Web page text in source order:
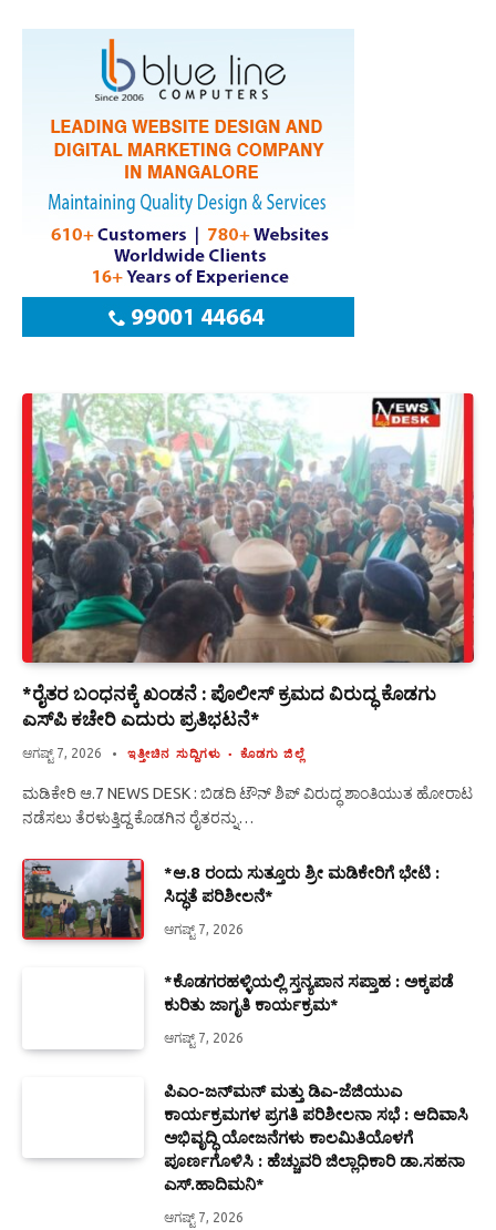
*ರೈತರ ಬಂಧನಕ್ಕೆ ಖಂಡನೆ : ಪೊಲೀಸ್ ಕ್ರಮದ ವಿರುದ್ಧ ಕೊಡಗು
ಎಸ್‍ಪಿ ಕಚೇರಿ ಎದುರು ಪ್ರತಿಭಟನೆ*
ಆಗಷ್ಟ್ 7, 2026 ಇತ್ತೀಚಿನ ಸುದ್ದಿಗಳು ಕೊಡಗು ಜಿಲ್ಲೆ
ಮಡಿಕೇರಿ ಆ.7 NEWS DESK : ಬಿಡದಿ ಟೌನ್ ಶಿಪ್ ವಿರುದ್ಧ ಶಾಂತಿಯುತ ಹೋರಾಟ
ನಡೆಸಲು ತೆರಳುತ್ತಿದ್ದ ಕೊಡಗಿನ ರೈತರನ್ನು…
*ಆ.8 ರಂದು ಸುತ್ತೂರು ಶ್ರೀ ಮಡಿಕೇರಿಗೆ ಭೇಟಿ :
ಸಿದ್ಧತೆ ಪರಿಶೀಲನೆ*
ಆಗಷ್ಟ್ 7, 2026
*ಕೊಡಗರಹಳ್ಳಿಯಲ್ಲಿ ಸ್ತನ್ಯಪಾನ ಸಪ್ತಾಹ : ಅಕ್ಕಪಡೆ
ಕುರಿತು ಜಾಗೃತಿ ಕಾರ್ಯಕ್ರಮ*
ಆಗಷ್ಟ್ 7, 2026
ಪಿಎಂ-ಜನ್‍ಮನ್ ಮತ್ತು ಡಿಎ-ಜೆಜಿಯುಎ
ಕಾರ್ಯಕ್ರಮಗಳ ಪ್ರಗತಿ ಪರಿಶೀಲನಾ ಸಭೆ : ಆದಿವಾಸಿ
ಅಭಿವೃದ್ಧಿ ಯೋಜನೆಗಳು ಕಾಲಮಿತಿಯೊಳಗೆ
ಪೂರ್ಣಗೊಳಿಸಿ : ಹೆಚ್ಚುವರಿ ಜಿಲ್ಲಾಧಿಕಾರಿ ಡಾ.ಸಹನಾ
ಎಸ್.ಹಾದಿಮನಿ*
ಆಗಷ್ಟ್ 7, 2026